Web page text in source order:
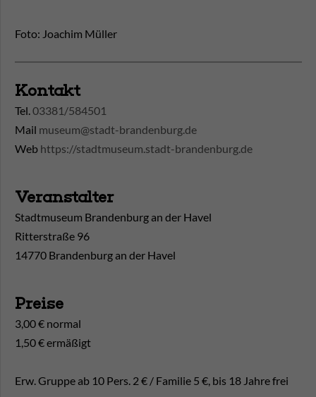
Foto: Joachim Müller
Kontakt
Tel.03381/584501
Mail museum@stadt-brandenburg.de
Web https://stadtmuseum.stadt-brandenburg.de
Veranstalter
Stadtmuseum Brandenburg an der Havel
Ritterstraße 96
14770 Brandenburg an der Havel
Preise
3,00 € normal
1,50 € ermäßigt
Erw. Gruppe ab 10 Pers. 2 € / Familie 5 €, bis 18 Jahre frei